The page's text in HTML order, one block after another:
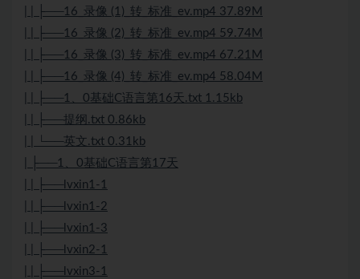
| | ├──16_录像 (1)_转_标准_ev.mp4 37.89M
| | ├──16_录像 (2)_转_标准_ev.mp4 59.74M
| | ├──16_录像 (3)_转_标准_ev.mp4 67.21M
| | ├──16_录像 (4)_转_标准_ev.mp4 58.04M
| | ├──1、0基础C语言第16天.txt 1.15kb
| | ├──提纲.txt 0.86kb
| | └──英文.txt 0.31kb
| ├──1、0基础C语言第17天
| | ├──lvxin1-1
| | ├──lvxin1-2
| | ├──lvxin1-3
| | ├──lvxin2-1
| | ├──lvxin3-1